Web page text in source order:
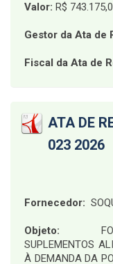
Valor: R$
Gestor da Ata de
Fiscal da Ata de
ATA DE
023 2026
Fornecedor:
Objeto:
SUPLEMENTOS
À DEMANDA DA